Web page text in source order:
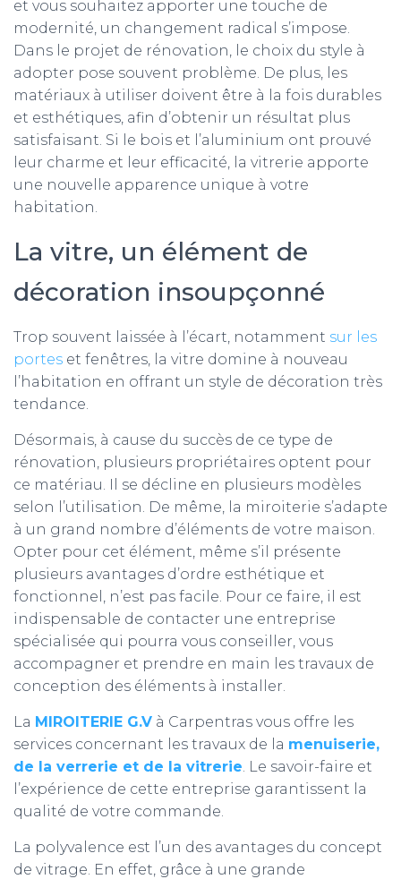
et vous souhaitez apporter une touche de
modernité, un changement radical s’impose.
Dans le projet de rénovation, le choix du style à
adopter pose souvent problème. De plus, les
matériaux à utiliser doivent être à la fois durables
et esthétiques, afin d’obtenir un résultat plus
satisfaisant. Si le bois et l’aluminium ont prouvé
leur charme et leur efficacité, la vitrerie apporte
une nouvelle apparence unique à votre
habitation.
La vitre, un élément de
décoration insoupçonné
Trop souvent laissée à l’écart, notamment sur les
portes et fenêtres, la vitre domine à nouveau
l’habitation en offrant un style de décoration très
tendance.
Désormais, à cause du succès de ce type de
rénovation, plusieurs propriétaires optent pour
ce matériau. Il se décline en plusieurs modèles
selon l’utilisation. De même, la miroiterie s’adapte
à un grand nombre d’éléments de votre maison.
Opter pour cet élément, même s’il présente
plusieurs avantages d’ordre esthétique et
fonctionnel, n’est pas facile. Pour ce faire, il est
indispensable de contacter une entreprise
spécialisée qui pourra vous conseiller, vous
accompagner et prendre en main les travaux de
conception des éléments à installer.
La MIROITERIE G.V à Carpentras vous offre les
services concernant les travaux de la menuiserie,
de la verrerie et de la vitrerie. Le savoir-faire et
l’expérience de cette entreprise garantissent la
qualité de votre commande.
La polyvalence est l’un des avantages du concept
de vitrage. En effet, grâce à une grande